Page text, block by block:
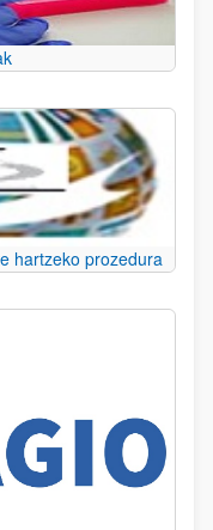
hartzeko prozedura